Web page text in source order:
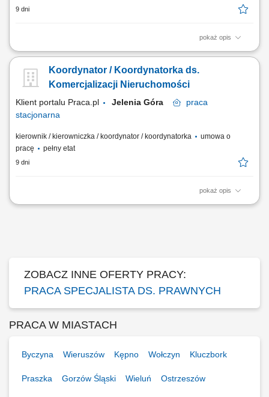
9 dni
pokaż opis
Koordynowanie działań związanych z zarządzaniem i komercjalizacją
powierzchni handlowych i usługowych. Prowadzenie negocjacji
dotyczących najmu oraz współpraca z partnerami biznesowymi. Nadzór
Koordynator / Koordynatorka ds.
Komercjalizacji Nieruchomości
Klient portalu Praca.pl Jelenia Góra
praca
stacjonarna
kierownik / kierowniczka / koordynator / koordynatorka
umowa o
pracę
pełny etat
9 dni
pokaż opis
Koordynowanie działań związanych z zarządzaniem i komercjalizacją
ZOBACZ INNE OFERTY PRACY:
PRACA SPECJALISTA DS. PRAWNYCH
PRACA W MIASTACH
Byczyna Wieruszów Kępno Wołczyn Kluczbork
Praszka Gorzów Śląski Wieluń Ostrzeszów